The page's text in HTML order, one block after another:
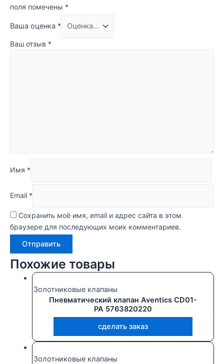
поля помечены *
Ваша оценка *
Ваш отзыв *
Имя *
Email *
Сохранить моё имя, email и адрес сайта в этом
браузере для последующих моих комментариев.
Похожие товары
Золотниковые клапаны
Пневматический клапан Aventics CD01-
PA 5763820220
сделать заказ
Золотниковые клапаны